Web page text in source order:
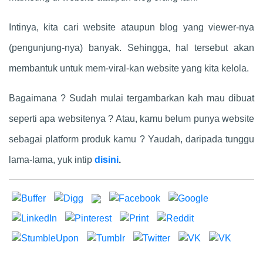
Intinya, kita cari website ataupun blog yang viewer-nya
(pengunjung-nya) banyak. Sehingga, hal tersebut akan
membantuk untuk mem-viral-kan website yang kita kelola.
Bagaimana ? Sudah mulai tergambarkan kah mau dibuat
seperti apa websitenya ? Atau, kamu belum punya website
sebagai platform produk kamu ? Yaudah, daripada tunggu
lama-lama, yuk intip disini.